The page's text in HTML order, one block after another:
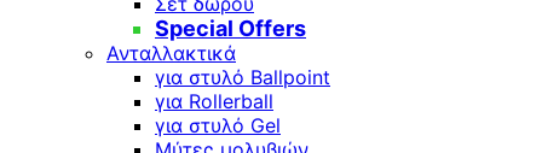
Special Offers
Ανταλλακτικά
για στυλό Ballpoint
για Rollerball
για στυλό Gel